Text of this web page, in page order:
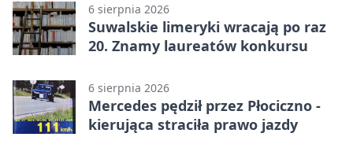
6 sierpnia 2026
Suwalskie limeryki wracają po raz
20. Znamy laureatów konkursu
6 sierpnia 2026
Mercedes pędził przez Płociczno -
kierująca straciła prawo jazdy